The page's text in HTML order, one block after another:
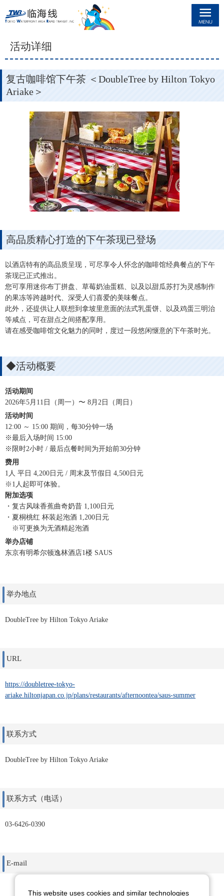
活动详细
复古咖啡馆下午茶 ＜DoubleTree by Hilton Tokyo
Ariake＞
高品质精心打造的下午茶现已登场
以酒店特有的高品质呈现，可尽享令人怀念的咖啡馆经典餐点的下午
茶现已正式推出。
您可享用迷你布丁拼盘、草莓奶油蛋糕、以及以甜瓜苏打为灵感制作
的果冻等跨越时代、深受人们喜爱的美味餐点。
此外，还提供让人联想到拿坡里意面的法式乳蛋饼、以及鸡蛋三明治
等咸点，可在甜点之间搭配享用。
请在感受咖啡馆文化魅力的同时，度过一段悠闲惬意的下午茶时光。
◆活动概要
活动期间
2026年5月11日（周一）〜 8月2日（周日）
活动时间
12:00 ～ 15:00 期间，每30分钟一场
※最后入场时间 15:00
※限时2小时 / 最后点餐时间为开始前30分钟
费用
1人 平日 4,200日元 / 周末及节假日 4,500日元
※1人起即可体验。
附加选项
・复古风味香蕉曲奇奶昔 1,100日元
・夏桐桃红 杯装起泡酒 1,200日元
※可更换为无酒精起泡酒
举办店铺
东京有明希尔顿逸林酒店1楼 SAUS
举办地点
DoubleTree by Hilton Tokyo Ariake
URL
https://doubletree-tokyo-
ariake.hiltonjapan.co.jp/plans/restaurants/afternoontea/saus-summer
联系方式
DoubleTree by Hilton Tokyo Ariake
联系方式（电话）
03-6426-0390
E-mail
This website uses cookies and similar technologies